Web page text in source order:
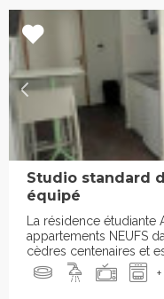
Studio standard
équipé
La résidence
appartements NEUFS
cèdres centenaires et